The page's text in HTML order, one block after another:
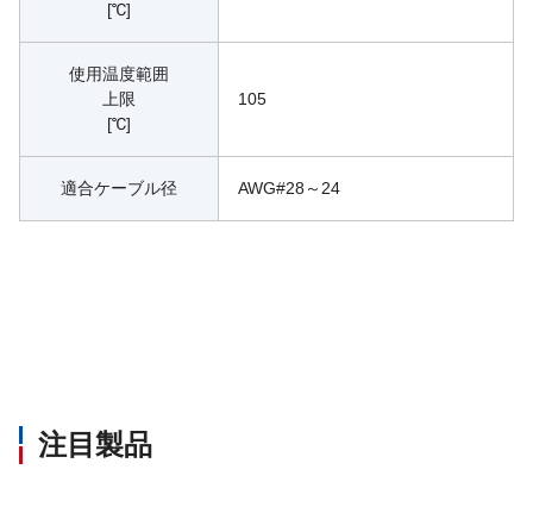
[℃]
使用温度範囲
上限
[℃]
105
適合ケーブル径 AWG#28～24
注目製品